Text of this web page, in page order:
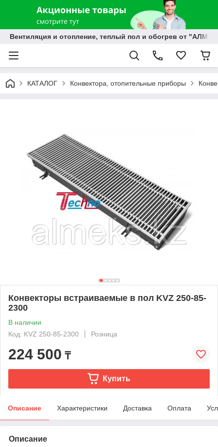
Вентиляция и отопление, теплый пол и обогрев от
КАТАЛОГ Конвектора, отопительные приборы
Конвекторы встраиваемые в пол KVZ 250-85-
2300
В наличии
Код: KVZ 250-85-2300
Розница
224 500 ₸
Купить
Описание Характеристики Доставка Оплата
Описание